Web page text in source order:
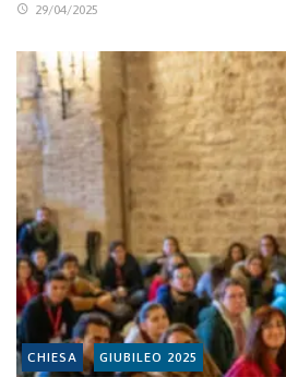
29/04/2025
CHIESA GIUBILEO 2025